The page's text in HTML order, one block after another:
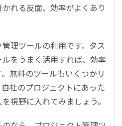
れる反面、効率がよくあり
理ツールの利用です。タス
をうまく活用すれば、効率
無料のツールもいくつかリ
社のプロジェクトにあった
視野に入れてみましょう。